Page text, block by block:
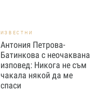
ИЗВЕСТНИ
Антония Петрова-
Батинкова с неочаквана
изповед: Никога не съм
чакала някой да ме
спаси